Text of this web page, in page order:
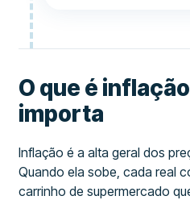
O que é
importa
Inflação é a alta geral dos
Quando ela sobe, cada real
carrinho de supermercado